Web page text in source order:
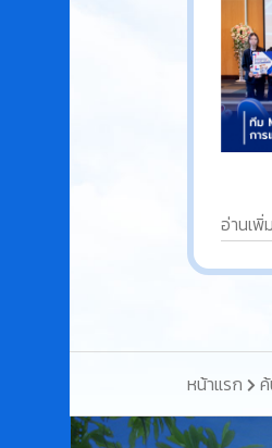
อ่านเพิ่
หน้าแรก